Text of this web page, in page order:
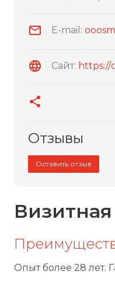
E-mail:
Сайт:
Отзывы
Оставить отзыв
Визитная
Опыт более 28 лет.